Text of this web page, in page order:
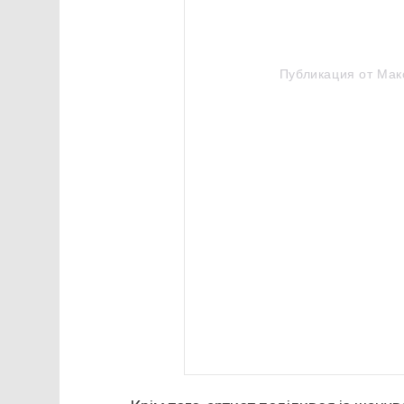
Публикация от